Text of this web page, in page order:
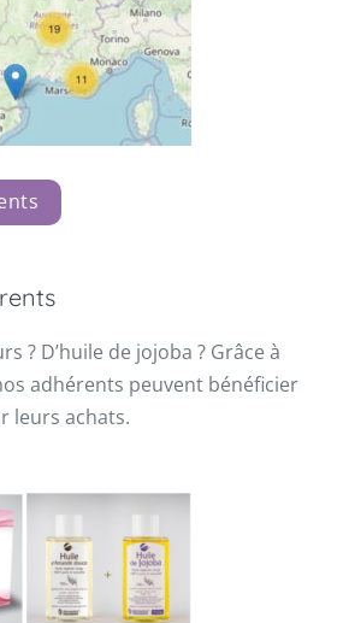
? D’huile de jojoba ? Grâce à
adhérents peuvent bénéficier
leurs achats.